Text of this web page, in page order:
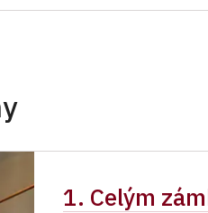
držitel)
1. Celým